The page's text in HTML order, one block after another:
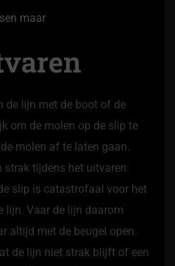
maar
de lijn met de boot of de
om de molen op de slip te
molen af te laten gaan.
strak tijdens het uitvaren.
slip is catastrofaal voor het
lijn. Vaar de lijn daarom
altijd met de beugel open.
de lijn niet strak blijft of een